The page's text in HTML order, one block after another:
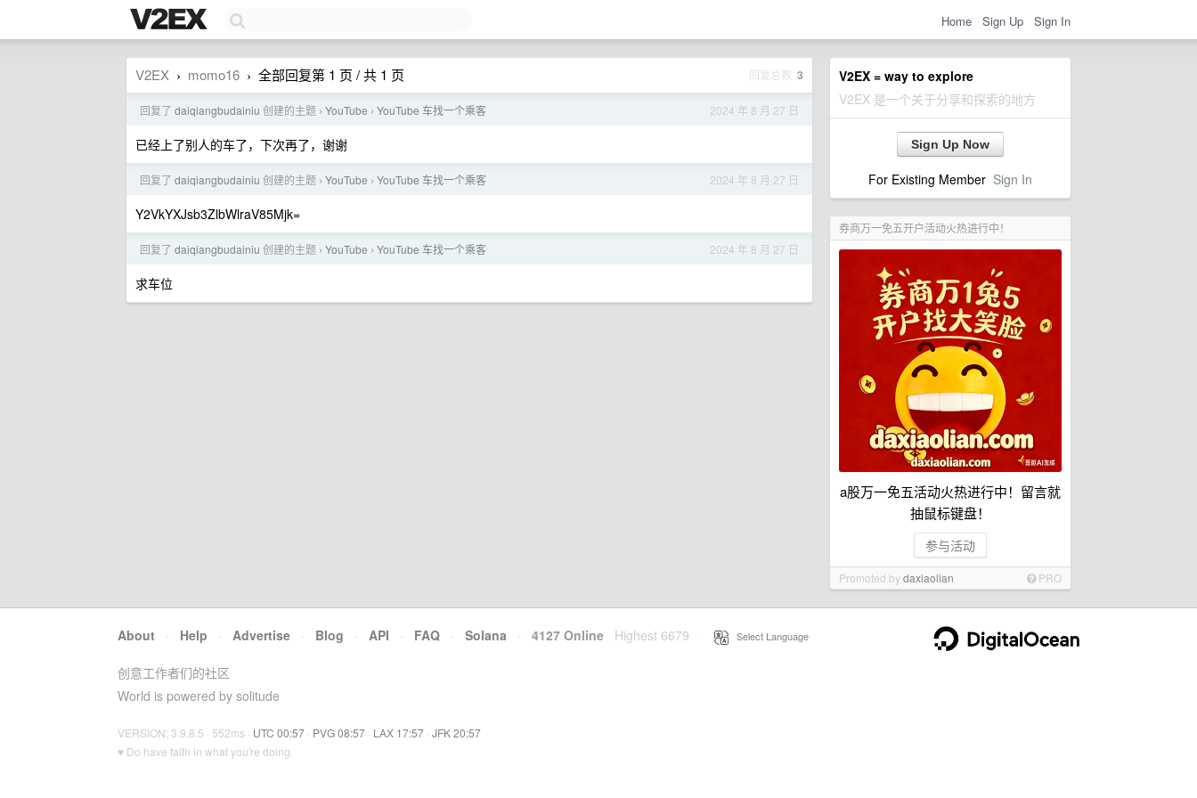
Home Sign Up Sign In
V2EX = way to explore
V2EX 是一个关于分享和探索的地方
Sign Up Now
For Existing Member Sign In
券商万一免五开户活动火热进行中！
a股万一免五活动火热进行中！留言就
抽鼠标键盘！
参与活动
Promoted bydaxiaolian PRO
V2EX › momo16 › 全部回复第 1 页 / 共 1 页 回复总数 3
2024 年 8 月 27 日
回复了 daiqiangbudainiu 创建的主题 › YouTube › YouTube 车找一个乘客
已经上了别人的车了，下次再了，谢谢
2024 年 8 月 27 日
回复了 daiqiangbudainiu 创建的主题 › YouTube › YouTube 车找一个乘客
Y2VkYXJsb3ZlbWlraV85Mjk=
2024 年 8 月 27 日
回复了 daiqiangbudainiu 创建的主题 › YouTube › YouTube 车找一个乘客
求车位
About · Help · Advertise · Blog · API · FAQ · Solana · 4127 Online Highest 6679 Select Language
创意工作者们的社区
World is powered by solitude
VERSION: 3.9.8.5 · 552ms · UTC 00:57 · PVG 08:57 · LAX 17:57 · JFK 20:57
♥ Do have faith in what you're doing.